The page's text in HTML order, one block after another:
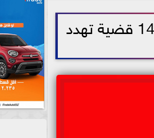
كاف يمنح الزمالك فرصة جديدة لإنهاء أزمة القيد.. و14 قضية تهدد